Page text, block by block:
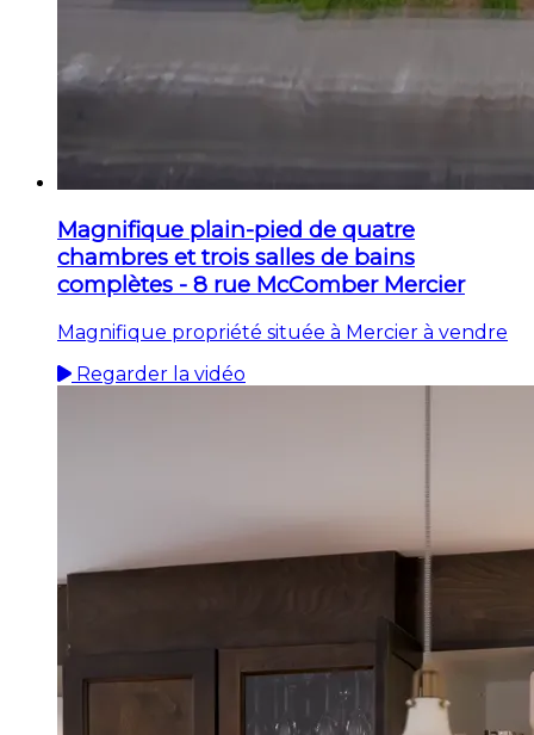
Magnifique plain-pied de quatre
chambres et trois salles de bains
complètes - 8 rue McComber Mercier
Magnifique propriété située à Mercier à vendre
Regarder la vidéo